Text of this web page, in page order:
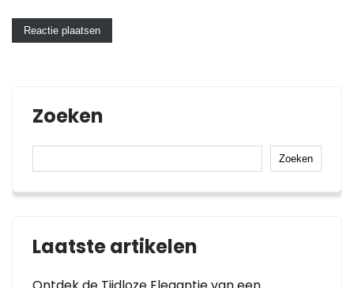
Zoeken
Zoeken
Laatste artikelen